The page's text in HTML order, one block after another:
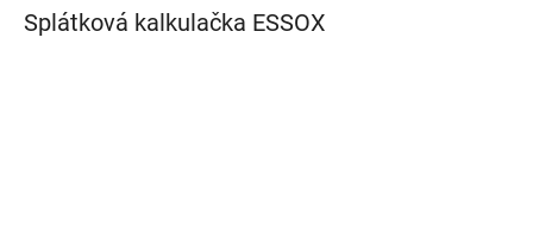
r
v
Splátková kalkulačka ESSOX